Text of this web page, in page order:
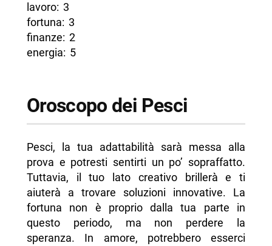
lavoro: 3
fortuna: 3
finanze: 2
energia: 5
Oroscopo dei Pesci
Pesci, la tua adattabilità sarà messa alla
prova e potresti sentirti un po’ sopraffatto.
Tuttavia, il tuo lato creativo brillerà e ti
aiuterà a trovare soluzioni innovative. La
fortuna non è proprio dalla tua parte in
questo periodo, ma non perdere la
speranza. In amore, potrebbero esserci